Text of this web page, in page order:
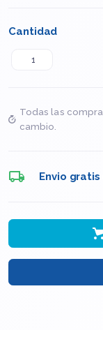
Cantidad
Todas las
cambio.
Envio